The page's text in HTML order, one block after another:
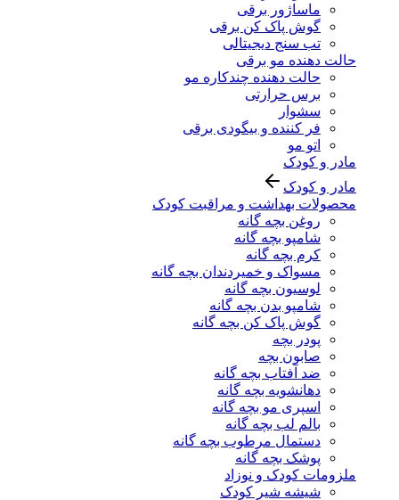
ماساژور برقی
گوش پاک کن برقی
تب سنج دیجیتالی
حالت دهنده مو برقی
حالت دهنده چندکاره مو
برس حرارتی
سشوار
فر کننده و بیگودی برقی
اتو مو
مادر و کودک
مادر و کودک
محصولات بهداشت و مراقبت کودک
روغن بچه گانه
شامپو بچه گانه
کرم بچه گانه
مسواک و خمیردندان بچه گانه
لوسیون بچه گانه
شامپو بدن بچه گانه
گوش پاک کن بچه گانه
پودر بچه
صابون بچه
ضد آفتاب بچه گانه
دهانشویه بچه گانه
اسپری مو بچه گانه
بالم لب بچه گانه
دستمال مرطوب بچه گانه
پوشک بچه گانه
ملزومات کودک و نوزاد
شیشه شیر کودک